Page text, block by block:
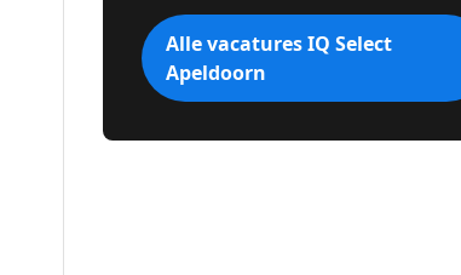
Alle vacatures IQ Select
Apeldoorn